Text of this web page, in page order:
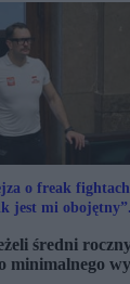
o freak
jest mi
średni
minimalnego